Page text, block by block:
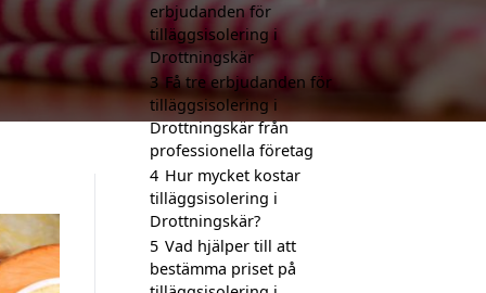
erbjudanden för
tilläggsisolering i
Drottningskär
3 Få tre erbjudanden för
tilläggsisolering i
Drottningskär från
professionella företag
4 Hur mycket kostar
tilläggsisolering i
Drottningskär?
5 Vad hjälper till att
bestämma priset på